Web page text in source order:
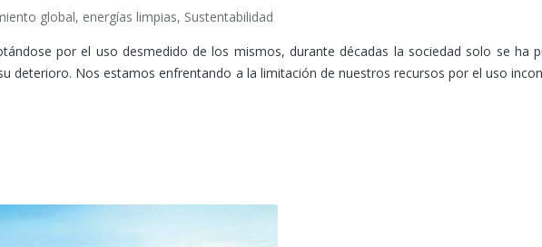
global, energías limpias, Sustentabilidad
por el uso desmedido de los mismos, durante décadas la sociedad solo se ha
deterioro. Nos estamos enfrentando a la limitación de nuestros recursos por el uso